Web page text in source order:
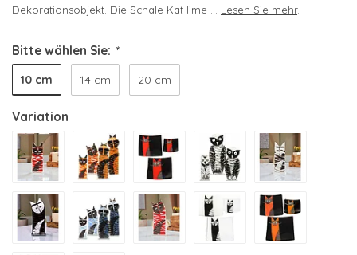
Dekorationsobjekt. Die Schale Kat lime ... Lesen Sie mehr.
Bitte wählen Sie: *
10 cm 14 cm 20 cm
Variation